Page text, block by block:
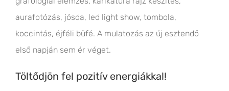
aurafotózás, jósda, led light show, tombola,
koccintás, éjféli büfé. A mulatozás az új esztendő
első napján sem ér véget.
Töltődjön fel pozitív energiákkal!